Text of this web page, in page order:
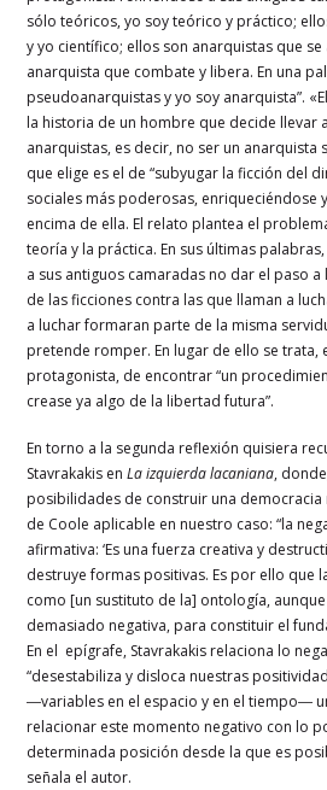
sólo teóricos, yo soy teórico y práctico;
y yo científico; ellos son anarquistas que se
anarquista que combate y libera. En una
pseudoanarquistas y yo soy anarquista”.
la historia de un hombre que decide llevar
anarquistas, es decir, no ser un
que elige es el de “subyugar la ficción del
sociales más poderosas, enriqueciéndose
encima de ella. El relato plantea el
teoría y la práctica. En sus últimas
a sus antiguos camaradas no dar el paso
de las ficciones contra las que llaman a
a luchar formaran parte de la misma
pretende romper. En lugar de ello se trata,
protagonista, de encontrar “un
crease ya algo de la libertad futura”.
En torno a la segunda reflexión quisiera
Stavrakakis enLa izquierda lacaniana,
posibilidades de construir una democracia
de Coole aplicable en nuestro caso: “la
afirmativa: ‘Es una fuerza creativa y
destruye formas positivas. Es por ello que
como [un sustituto de la] ontología,
demasiado negativa, para constituir el
En el epígrafe, Stavrakakis relaciona lo
“desestabiliza y disloca nuestras
―variables en el espacio y en el tiempo―
relacionar este momento negativo con lo
determinada posición desde la que es
señala el autor.